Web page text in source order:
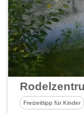
Freizeittipp für Kinder